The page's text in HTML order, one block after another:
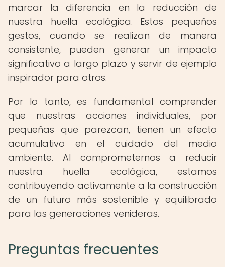
marcar la diferencia en la reducción de
nuestra huella ecológica. Estos pequeños
gestos, cuando se realizan de manera
consistente, pueden generar un impacto
significativo a largo plazo y servir de ejemplo
inspirador para otros.
Por lo tanto, es fundamental comprender
que nuestras acciones individuales, por
pequeñas que parezcan, tienen un efecto
acumulativo en el cuidado del medio
ambiente. Al comprometernos a reducir
nuestra huella ecológica, estamos
contribuyendo activamente a la construcción
de un futuro más sostenible y equilibrado
para las generaciones venideras.
Preguntas frecuentes